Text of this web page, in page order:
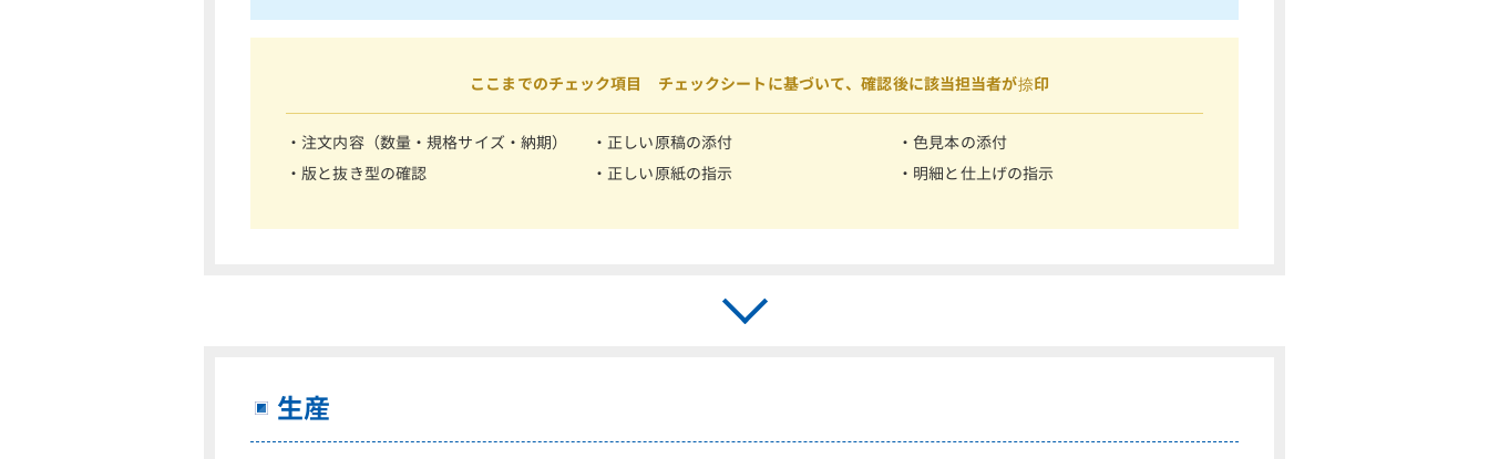
ここまでのチェック項目 チェックシートに基づいて、確認後に該当担当者が捺印
・注文内容（数量・規格サイズ・納期） ・正しい原稿の添付
・色見本の添付
・版と抜き型の確認
・正しい原紙の指示 ・明細と仕上げの指示
生産